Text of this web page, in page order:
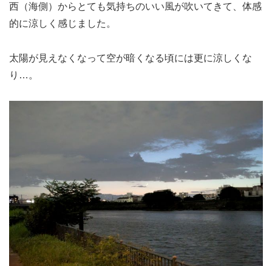
西（海側）からとても気持ちのいい風が吹いてきて、体感
的に涼しく感じました。
太陽が見えなくなって空が暗くなる頃には更に涼しくな
り…。